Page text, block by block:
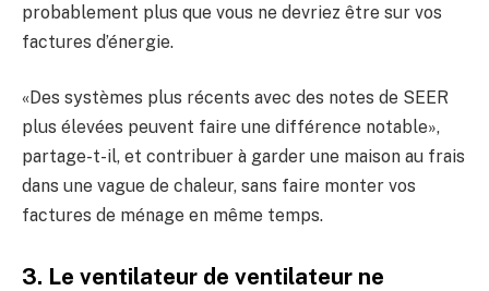
probablement plus que vous ne devriez être sur vos
factures d’énergie.
«Des systèmes plus récents avec des notes de SEER
plus élevées peuvent faire une différence notable»,
partage-t-il, et contribuer à garder une maison au frais
dans une vague de chaleur, sans faire monter vos
factures de ménage en même temps.
3. Le ventilateur de ventilateur ne